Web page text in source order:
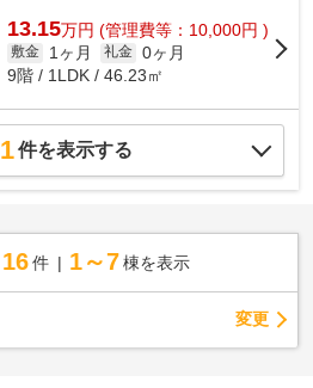
13.15万円 (管理費等：10,000円 )
敷金 1ヶ月 礼金 0ヶ月
9階 / 1LDK / 46.23㎡
1件を表示する
16 件 1～7 棟を表示
変更